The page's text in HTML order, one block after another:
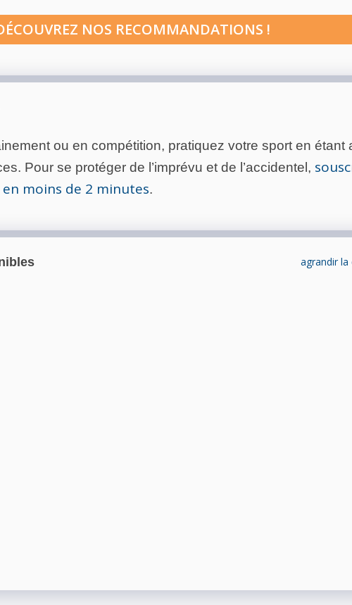
NOS RECOMMANDATIONS !
ou en compétition, pratiquez votre sport en étant
Pour se protéger de l’imprévu et de l’accidentel,
en moins de 2 minutes.
agrandir la